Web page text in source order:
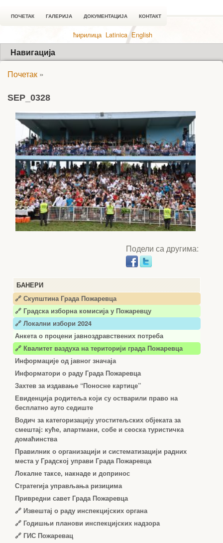
ПОЧЕТАК ГАЛЕРИЈА ДОКУМЕНТАЦИЈА КОНТАКТ
ћирилица Latinica English
Навигација
БАНЕРИ
🔗 Скупштина Града Пожаревца
🔗 Градска изборна комисија у Пожаревцу
🔗 Локални избори 2024
Анкета о процени јавноздравствених потреба
🔗 Квалитет ваздуха на територији града Пожаревца
Информације од јавног значаја
Информатори о раду Града Пожаревца
Захтев за издавање “Поносне картице”
Евиденција родитеља који су остварили право на
бесплатно ауто седиште
Водич за категоризацију угоститељских објеката за
смештај: куће, апартмани, собе и сеоска туристичка
домаћинства
Правилник о организацији и систематизацији радних
места у Градској управи Града Пожаревца
Локалне таксе, накнаде и допринос
Стратегија управљања ризицима
Привредни савет Града Пожаревца
🔗 Извештај о раду инспекцијских органа
🔗 Годишњи планови инспекцијских надзора
🔗 ГИС Пожаревац
Почетак »
SEP_0328
Подели са другима: